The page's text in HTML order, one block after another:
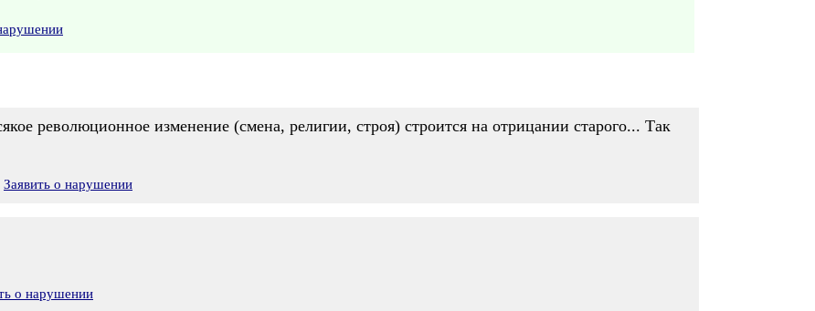
революционное изменение (смена, религии, строя) строится на отрицании старого... Так
Заявить о нарушении
о нарушении